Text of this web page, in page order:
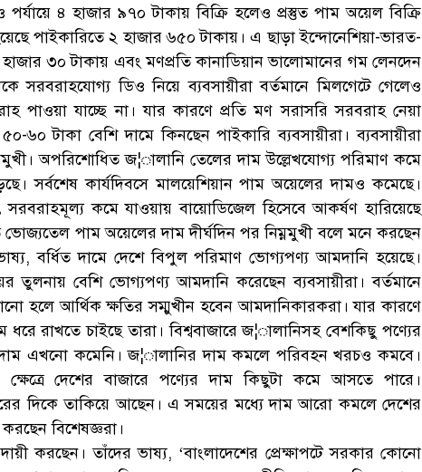
৪ হাজার ৯৭০ টাকায় বিক্রি হলেও প্রস্তুত পাম অয়েল বিক্রি
পাইকারিতে ২ হাজার ৬৫০ টাকায়। এ ছাড়া ইন্দোনেশিয়া-ভারত-
৩০ টাকায় এবং মণপ্রতি কানাডিয়ান ভালোমানের গম লেনদেন
সরবরাহযোগ্য ডিও নিয়ে ব্যবসায়ীরা বর্তমানে মিলগেটে গেলেও
পাওয়া যাচ্ছে না। যার কারণে প্রতি মণ সরাসরি সরবরাহ নেয়া
৬০ টাকা বেশি দামে কিনছেন পাইকারি ব্যবসায়ীরা। ব্যবসায়ীরা
অপরিশোধিত জ¦ালানি তেলের দাম উল্লেখযোগ্য পরিমাণ কমে
সর্বশেষ কার্যদিবসে মালয়েশিয়ান পাম অয়েলের দামও কমেছে।
কমে যাওয়ায় বায়োডিজেল হিসেবে আকর্ষণ হারিয়েছে
ভোজ্যতেল পাম অয়েলের দাম দীর্ঘদিন পর নিম্নমুখী বলে মনে করছেন
বর্ধিত দামে দেশে বিপুল পরিমাণ ভোগ্যপণ্য আমদানি হয়েছে।
তুলনায় বেশি ভোগ্যপণ্য আমদানি করেছেন ব্যবসায়ীরা। বর্তমানে
হলে আর্থিক ক্ষতির সম্মুখীন হবেন আমদানিকারকরা। যার কারণে
ধরে রাখতে চাইছে তারা। বিশ্ববাজারে জ¦ালানিসহ বেশকিছু পণ্যের
এখনো কমেনি। জ¦ালানির দাম কমলে পরিবহন খরচও কমবে।
দেশের বাজারে পণ্যের দাম কিছুটা কমে আসতে পারে।
দিকে তাকিয়ে আছেন। এ সময়ের মধ্যে দাম আরো কমলে দেশের
বিশেষজ্ঞরা।
করছেন। তাঁদের ভাষ্য, ‘বাংলাদেশের প্রেক্ষাপটে সরকার কোনো